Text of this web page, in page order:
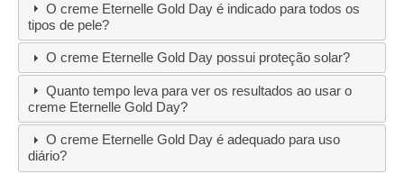
O creme Eternelle Gold Day é indicado para todos os
tipos de pele?
O creme Eternelle Gold Day possui proteção solar?
Quanto tempo leva para ver os resultados ao usar o
creme Eternelle Gold Day?
O creme Eternelle Gold Day é adequado para uso
diário?